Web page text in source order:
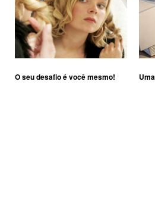
O seu desafio é você mesmo!